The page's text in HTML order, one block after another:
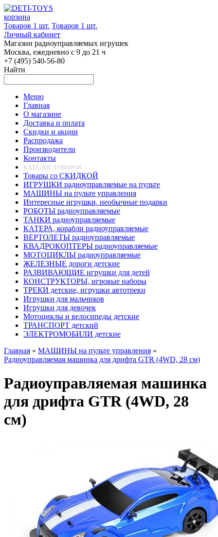
корзина
Товаров 1 шт. Товаров 1 шт.
Личный кабинет
Магазин радиоуправляемых игрушек
Москва, ежедневно с 9 до 21 ч
+7 (495) 540-56-80
Найти
Меню
Главная
О магазине
Доставка и оплата
Скидки и акции
Распродажа
Производители
Контакты
КАТАЛОГ ТОВАРОВ
Товары со СКИДКОЙ
ИГРУШКИ радиоуправляемые на пульте
МАШИНЫ на пульте управления
Интересные игрушки, необычные подарки
РОБОТЫ радиоуправляемые
ТАНКИ радиоуправляемые
КАТЕРА, корабли радиоуправляемые
ВЕРТОЛЕТЫ радиоуправляемые
КВАДРОКОПТЕРЫ радиоуправляемые
МОТОЦИКЛЫ радиоуправляемые
ЖЕЛЕЗНЫЕ дороги детские
РАЗВИВАЮЩИЕ игрушки для детей
КОНСТРУКТОРЫ, игровые наборы
ТРЕКИ детские, игрушки автотреки
Игрушки для мальчиков
Игрушки для девочек
Мотоциклы и велосипеды детские
ТРАНСПОРТ детский
ЭЛЕКТРОМОБИЛИ детские
Главная » МАШИНЫ на пульте управления »
Радиоуправляемая машинка для дрифта GTR (4WD, 28 см)
Радиоуправляемая машинка
для дрифта GTR (4WD, 28
см)